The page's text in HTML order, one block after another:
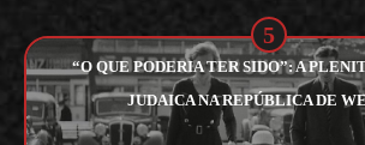
5
“O QUE PODERIA TER SIDO”: A
JUDAICA NA REPÚBLICA DE